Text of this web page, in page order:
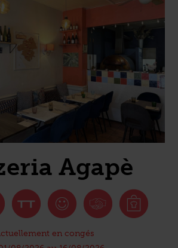
Agapè
en congés